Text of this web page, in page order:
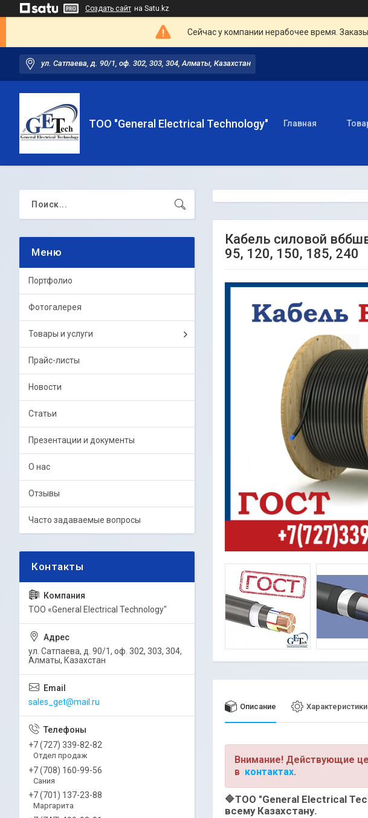
Создать сайт на Satu.kz
Сейчас у компании нерабочее время.
ул. Сатпаева, д. 90/1, оф. 302, 303, 304, Алматы, Казахстан
ТОО "General Electrical Technology" Главная
Кабель силовой
95, 120, 150, 185, 240
Описание Характеристики
Внимание! Действующие
в контактах.
🔷ТОО "General Electrical
всему Казахстану.
Портфолио
Фотогалерея
Товары и услуги
Прайс-листы
Новости
Статьи
Презентации и документы
О нас
Отзывы
Часто задаваемые вопросы
ТОО «General Electrical Technology"
ул. Сатпаева, д. 90/1, оф. 302, 303, 304,
Алматы, Казахстан
sales_get@mail.ru
+7 (727) 339-82-82
Отдел продаж
+7 (708) 160-99-56
Сания
+7 (701) 137-23-88
Маргарита